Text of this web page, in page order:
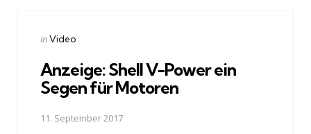
Posted
inVideo
Anzeige: Shell V-Power ein
Segen für Motoren
11. September 2017